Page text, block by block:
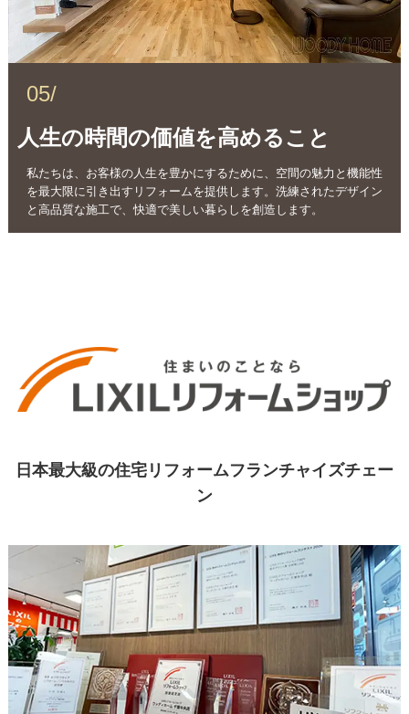
05/
人生の時間の価値を高めること
私たちは、お客様の人生を豊かにするために、空間の魅力と機能性
を最大限に引き出すリフォームを提供します。洗練されたデザイン
と高品質な施工で、快適で美しい暮らしを創造します。
日本最大級の住宅リフォームフランチャイズチェー
ン